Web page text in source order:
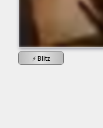
⚡ Blitz